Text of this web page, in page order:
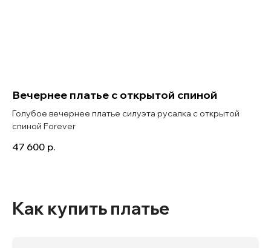
Вечернее платье с открытой спиной
Голубое вечернее платье силуэта русалка с открытой
спиной Forever
47 600 р.
Как купить платье